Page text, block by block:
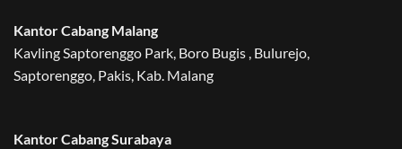
Kantor Cabang Malang
Kavling Saptorenggo Park, Boro Bugis , Bulurejo,
Saptorenggo, Pakis, Kab. Malang
Kantor Cabang Surabaya